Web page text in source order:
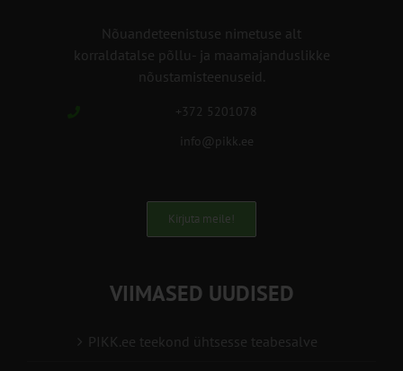
Nõuandeteenistuse nimetuse alt
korraldatalse põllu- ja maamajanduslikke
nõustamisteenuseid.
+372 5201078
info@pikk.ee
Kirjuta meile!
VIIMASED UUDISED
PIKK.ee teekond ühtsesse teabesalve